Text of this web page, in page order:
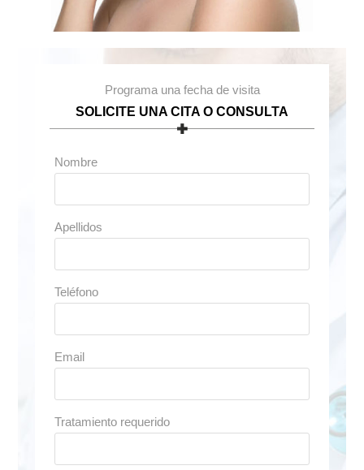
Programa una fecha de visita
SOLICITE UNA CITA O CONSULTA
Nombre
Apellidos
Teléfono
Email
Tratamiento requerido